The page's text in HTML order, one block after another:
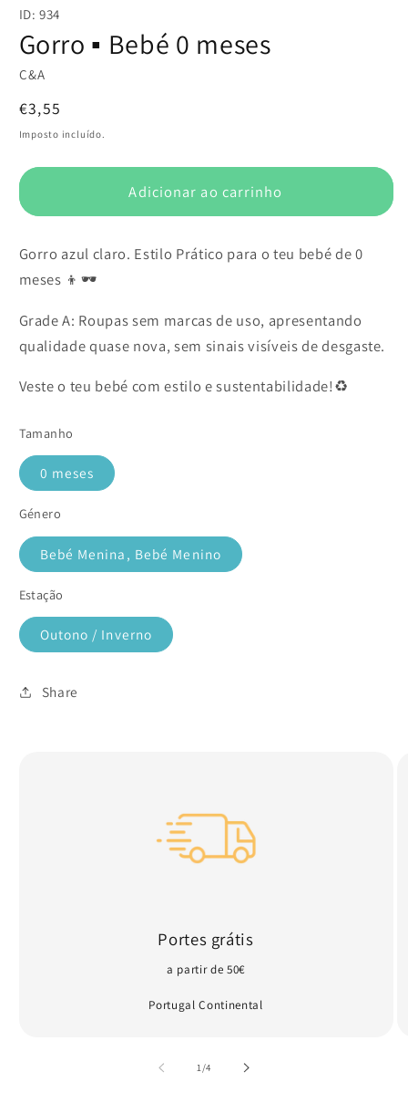
multimédia
em
modal
ID: 934
Gorro ▪️ Bebé 0 meses
C&A
Preço
normal
€3,55
Imposto incluído.
Adicionar ao carrinho
Gorro azul claro. Estilo Prático para o teu bebé de 0
meses 👦🕶️
Grade A: Roupas sem marcas de uso, apresentando
qualidade quase nova, sem sinais visíveis de desgaste.
Veste o teu bebé com estilo e sustentabilidade!♻️
Tamanho
0 meses
Género
Bebé Menina, Bebé Menino
Estação
Outono / Inverno
Share
Portes grátis
a partir de 50€
Portugal Continental
1/de
4